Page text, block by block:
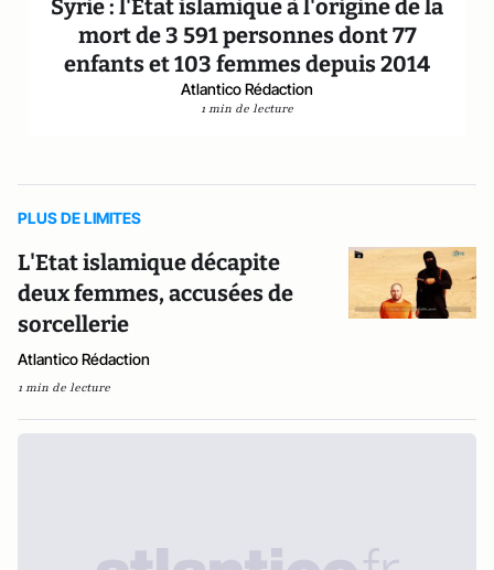
Syrie : l'Etat islamique à l'origine de la
mort de 3 591 personnes dont 77
enfants et 103 femmes depuis 2014
Atlantico Rédaction
1 min de lecture
PLUS DE LIMITES
L'Etat islamique décapite
deux femmes, accusées de
sorcellerie
Atlantico Rédaction
1 min de lecture